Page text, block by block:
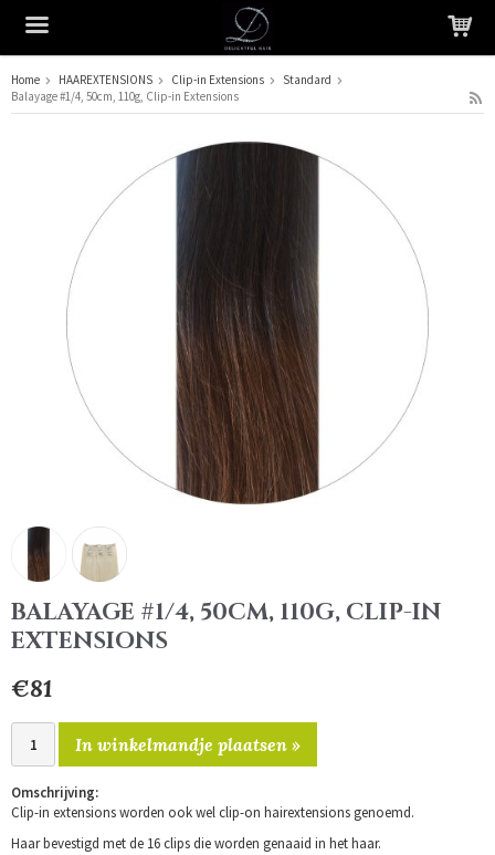
Het product is in je winkelmandje geplaatst
Home HAAREXTENSIONS Clip-in Extensions
Standard
Balayage #1/4, 50cm, 110g, Clip-in Extensions
BALAYAGE #1/4, 50CM, 110G, CLIP-IN
EXTENSIONS
€81
In winkelmandje plaatsen »
Omschrijving:
Clip-in extensions worden ook wel clip-on hairextensions genoemd.
Haar bevestigd met de 16 clips die worden genaaid in het haar.